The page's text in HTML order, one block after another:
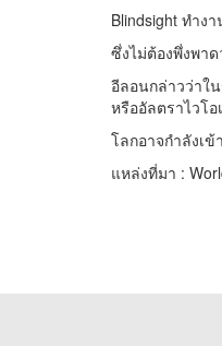
Blindsight ทำ
ซึ่งไม่ต้องพึ่งพา
อีลอนกล่าวว่าใ
หรืออัลตราไวโ
โลกอาจกำลังเ
แหล่งที่มา :